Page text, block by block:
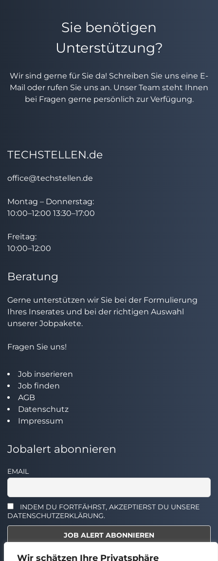
Wir schätzen Ihre Privatsphäre
Sie benötigen
Unterstützung?
Wir sind gerne für Sie da! Schreiben Sie uns eine E-
Mail oder rufen Sie uns an. Unser Team steht Ihnen
bei Fragen gerne persönlich zur Verfügung.
TECHSTELLEN.de
office@techstellen.de
Montag – Donnerstag:
10:00–12:00 13:30–17:00
Freitag:
10:00–12:00
Beratung
Gerne unterstützen wir Sie bei der Formulierung
Ihres Inserates und bei der richtigen Auswahl
unserer Jobpakete.
Fragen Sie uns!
Job inserieren
Job finden
AGB
Datenschutz
Impressum
Jobalert abonnieren
EMAIL
INDEM DU FORTFÄHRST, AKZEPTIERST DU UNSERE
DATENSCHUTZERKLÄRUNG.